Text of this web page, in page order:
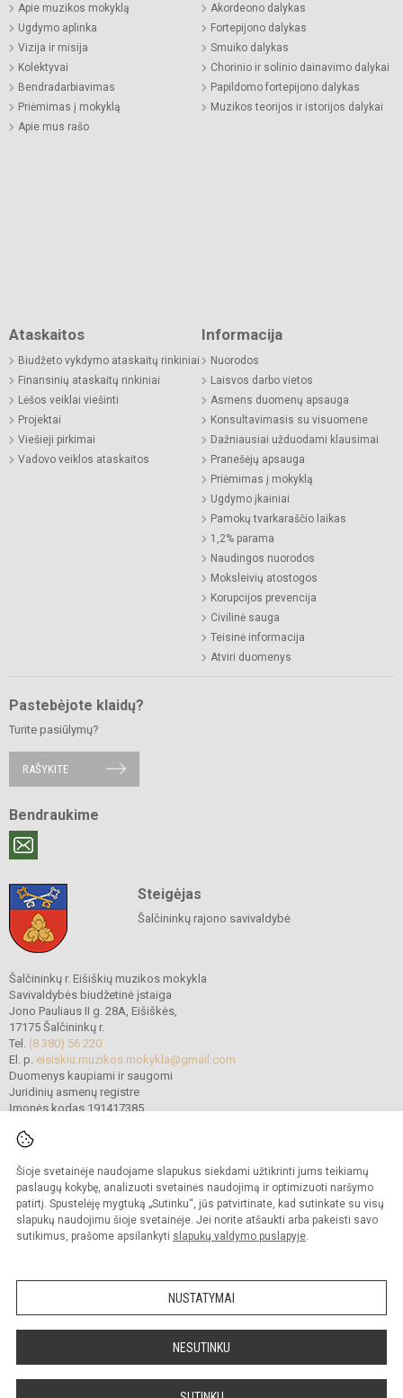
Šioje svetainėje naudojame slapukus siekdami užtikrinti jums teikiamų
paslaugų kokybę, analizuoti svetainės naudojimą ir optimizuoti naršymo
patirtį. Spustelėję mygtuką „Sutinku“, jūs patvirtinate, kad sutinkate su visų
slapukų naudojimu šioje svetainėje. Jei norite atšaukti arba pakeisti savo
sutikimus, prašome apsilankyti slapukų valdymo puslapyje.
NUSTATYMAI
NESUTINKU
Apie muzikos mokyklą
Ugdymo aplinka
Vizija ir misija
Kolektyvai
Bendradarbiavimas
Priėmimas į mokyklą
Apie mus rašo
Akordeono dalykas
Fortepijono dalykas
Smuiko dalykas
Chorinio ir solinio dainavimo dalykai
Papildomo fortepijono dalykas
Muzikos teorijos ir istorijos dalykai
Ataskaitos
Biudžeto vykdymo ataskaitų rinkiniai
Finansinių ataskaitų rinkiniai
Lėšos veiklai viešinti
Projektai
Viešieji pirkimai
Vadovo veiklos ataskaitos
Informacija
Nuorodos
Laisvos darbo vietos
Asmens duomenų apsauga
Konsultavimasis su visuomene
Dažniausiai užduodami klausimai
Pranešėjų apsauga
Priėmimas į mokyklą
Ugdymo įkainiai
Pamokų tvarkaraščio laikas
1,2% parama
Naudingos nuorodos
Moksleivių atostogos
Korupcijos prevencija
Civilinė sauga
Teisinė informacija
Atviri duomenys
Pastebėjote klaidų?
Turite pasiūlymų?
RAŠYKITE
Bendraukime
Steigėjas
Šalčininkų rajono savivaldybė
Šalčininkų r. Eišiškių muzikos mokykla
Savivaldybės biudžetinė įstaiga
Jono Pauliaus II g. 28A, Eišiškės,
17175 Šalčininkų r.
Tel. (8 380) 56 220
El. p. eisiskiu.muzikos.mokykla@gmail.com
Duomenys kaupiami ir saugomi
Juridinių asmenų registre
Įmonės kodas 191417385
© 2022. Šalčininkų r. Eišiškių muzikos mokykla. Visos teisės saugomos.
Kopijuoti turinį be raštiško mokyklos vadovybės sutikimo griežtai draudžiama.
Prieinamumo paraiška Slapukų politika
Sumanus būdas atnaujinti